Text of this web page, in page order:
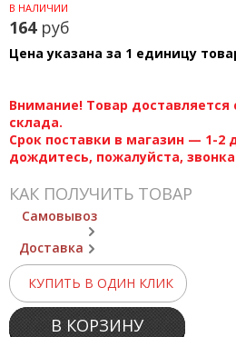
В НАЛИЧИИ
164 руб
Цена указана за 1 единицу
Внимание! Товар доставляется
склада.
Срок поставки в магазин — 1-2
дождитесь, пожалуйста,
КАК ПОЛУЧИТЬ ТОВАР
Самовывоз
Доставка
КУПИТЬ В ОДИН КЛИК
В КОРЗИНУ